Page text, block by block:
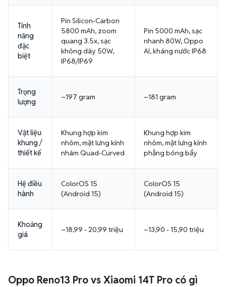
Tính
năng
đặc
biệt
Pin Silicon-Carbon
5800 mAh, zoom
quang 3.5x, sạc
không dây 50W,
IP68/IP69
Pin 5000 mAh, sạc
nhanh 80W, Oppo
AI, kháng nước IP68
Trọng
lượng
~197 gram ~181 gram
Vật liệu
khung /
thiết kế
Khung hợp kim
nhôm, mặt lưng kính
nhám Quad-Curved
Khung hợp kim
nhôm, mặt lưng kính
phẳng bóng bẩy
Hệ điều
hành
ColorOS 15
(Android 15)
ColorOS 15
(Android 15)
Khoảng
giá
~18,99 - 20,99 triệu ~13,90 - 15,90 triệu
Oppo Reno13 Pro vs Xiaomi 14T Pro có gì